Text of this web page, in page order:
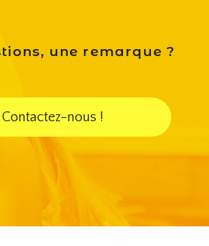
une remarque ?
Contactez-nous !